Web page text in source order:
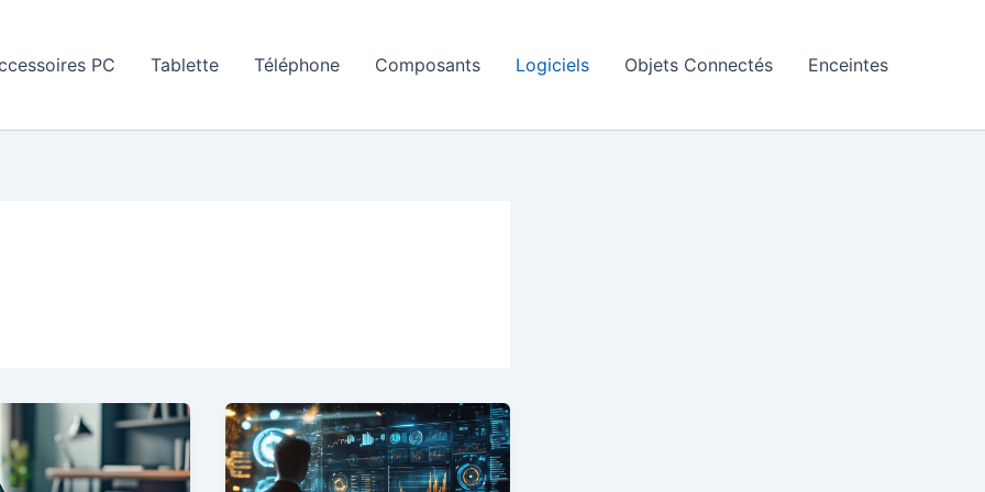
PC Tablette Téléphone Composants Logiciels Objets Connectés Enceintes